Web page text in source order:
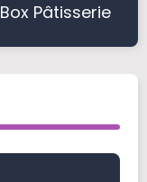
Box Pâtisserie